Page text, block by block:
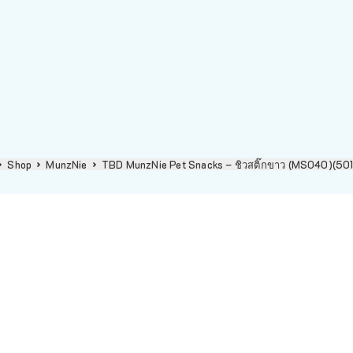
Shop MunzNie TBD MunzNie Pet Snacks – ชิวสติ๊กขาว